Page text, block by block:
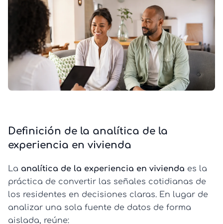
Definición de la analítica de la
experiencia en vivienda
La analítica de la experiencia en vivienda es la
práctica de convertir las señales cotidianas de
los residentes en decisiones claras. En lugar de
analizar una sola fuente de datos de forma
aislada, reúne: